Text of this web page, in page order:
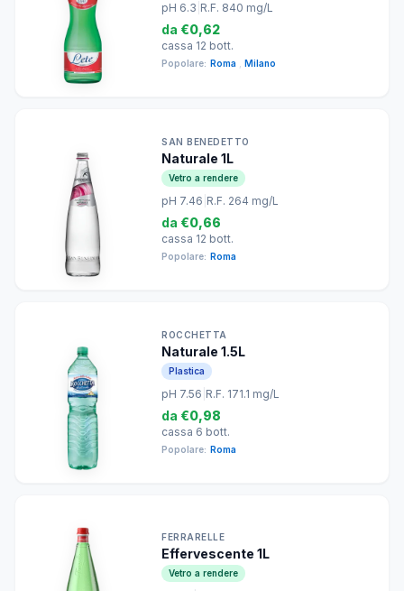
pH 6.3 R.F. 840 mg/L
da €0,62
cassa 12 bott.
Popolare: Roma Milano
SAN BENEDETTO
Naturale 1L
Vetro a rendere
pH 7.46 R.F. 264 mg/L
da €0,66
cassa 12 bott.
Popolare: Roma
ROCCHETTA
Naturale 1.5L
Plastica
pH 7.56 R.F. 171.1 mg/L
da €0,98
cassa 6 bott.
Popolare: Roma
FERRARELLE
Effervescente 1L
Vetro a rendere